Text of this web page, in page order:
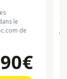
le
de